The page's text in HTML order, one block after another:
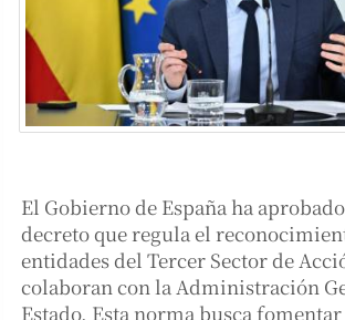
El Gobierno de España ha
decreto que regula el
entidades del Tercer Sector de
colaboran con la Administración
Estado. Esta norma busca